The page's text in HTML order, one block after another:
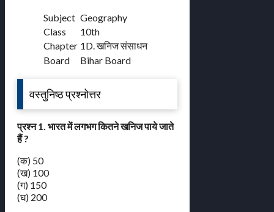
Subject Geography
Class
10th
Chapter 1D. खनिज संसाधन
Board
Bihar Board
वस्तुनिष्ठ प्रश्नोत्तर
प्रश्न 1. भारत में लगभग कितने खनिज पाये जाते
हैं ?
(क) 50
(ख) 100
(ग) 150
(घ) 200